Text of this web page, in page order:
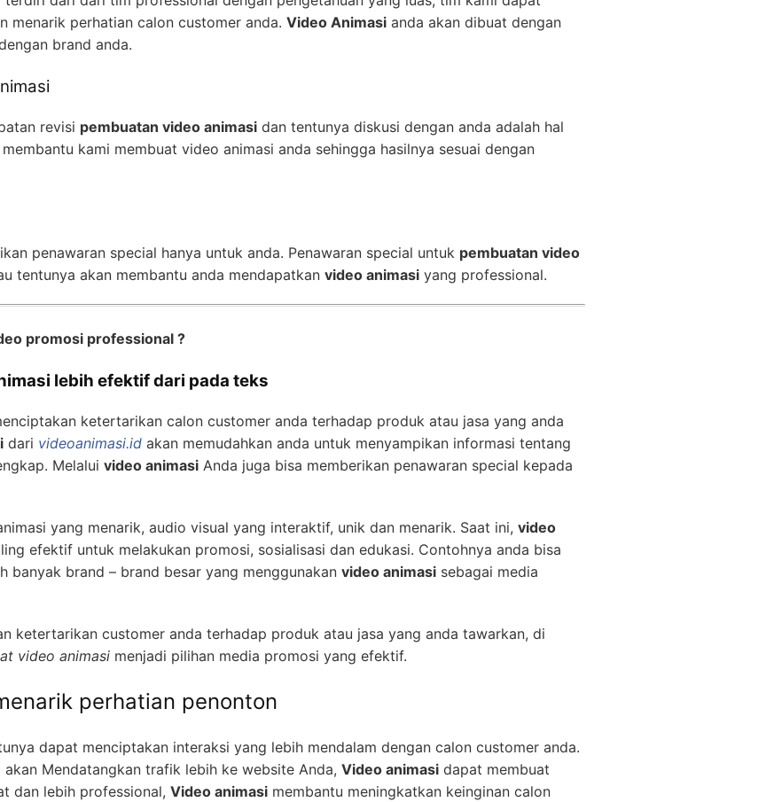
menarik perhatian calon customer anda. Video Animasi anda akan dibuat dengan
brand anda.
revisi pembuatan video animasi dan tentunya diskusi dengan anda adalah hal
kami membuat video animasi anda sehingga hasilnya sesuai dengan
penawaran special hanya untuk anda. Penawaran special untuk pembuatan video
tentunya akan membantu anda mendapatkan video animasi yang professional.
promosi professional ?
lebih efektif dari pada teks
ketertarikan calon customer anda terhadap produk atau jasa yang anda
dari videoanimasi.id akan memudahkan anda untuk menyampikan informasi tentang
Melalui video animasi Anda juga bisa memberikan penawaran special kepada
yang menarik, audio visual yang interaktif, unik dan menarik. Saat ini, video
efektif untuk melakukan promosi, sosialisasi dan edukasi. Contohnya anda bisa
banyak brand – brand besar yang menggunakan video animasi sebagai media
ketertarikan customer anda terhadap produk atau jasa yang anda tawarkan, di
video animasi menjadi pilihan media promosi yang efektif.
perhatian penonton
dapat menciptakan interaksi yang lebih mendalam dengan calon customer anda.
Mendatangkan trafik lebih ke website Anda, Video animasi dapat membuat
dan lebih professional, Video animasi membantu meningkatkan keinginan calon